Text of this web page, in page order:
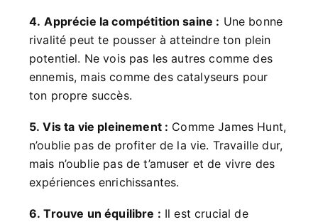
4. Apprécie la compétition saine : Une bonne
rivalité peut te pousser à atteindre ton plein
potentiel. Ne vois pas les autres comme des
ennemis, mais comme des catalyseurs pour
ton propre succès.
5. Vis ta vie pleinement : Comme James Hunt,
n’oublie pas de profiter de la vie. Travaille dur,
mais n’oublie pas de t’amuser et de vivre des
expériences enrichissantes.
6. Trouve un équilibre : Il est crucial de